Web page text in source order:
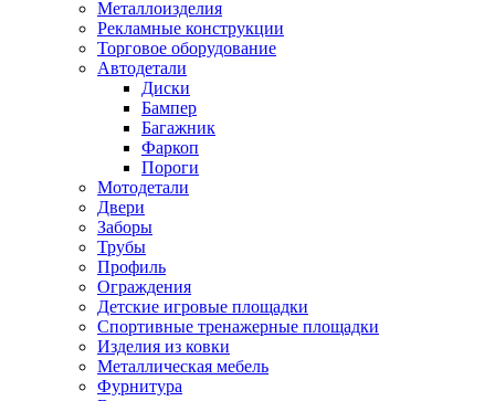
Металлоизделия
Рекламные конструкции
Торговое оборудование
Автодетали
Диски
Бампер
Багажник
Фаркоп
Пороги
Мотодетали
Двери
Заборы
Трубы
Профиль
Ограждения
Детские игровые площадки
Спортивные тренажерные площадки
Изделия из ковки
Металлическая мебель
Фурнитура